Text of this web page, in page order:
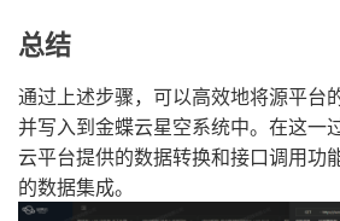
总结
通过上述步骤，可以高效地将源平台
并写入到金蝶云星空系统中。在这一
云平台提供的数据转换和接口调用功
的数据集成。